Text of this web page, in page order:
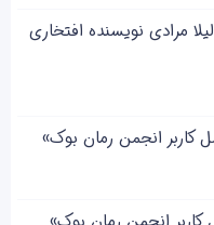
د
مرادی نویسنده افتخاری
کاربر انجمن رمان بوک»